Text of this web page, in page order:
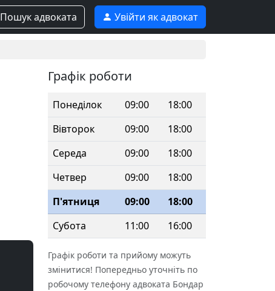
Пошук адвоката Увійти як адвокат
Графік роботи
Понеділок 09:00
18:00
Вівторок
09:00
18:00
Середа
09:00
18:00
Четвер
09:00
18:00
П'ятниця
09:00
18:00
Субота
11:00 16:00
Графік роботи та прийому можуть
змінитися! Попередньо уточніть по
робочому телефону адвоката Бондар